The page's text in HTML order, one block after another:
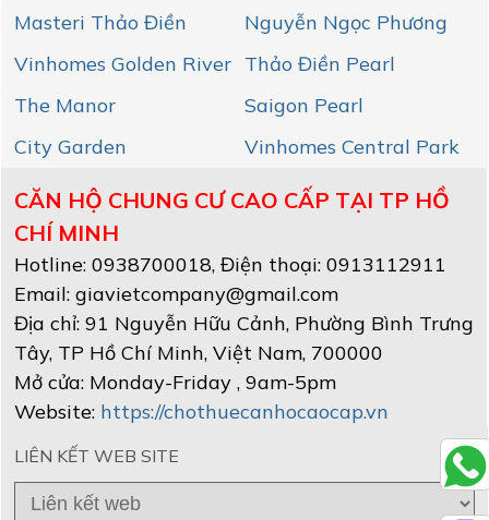
Masteri Thảo Điền
Nguyễn Ngọc Phương
Vinhomes Golden River Thảo Điền Pearl
The Manor
Saigon Pearl
City Garden
Vinhomes Central Park
CĂN HỘ CHUNG CƯ CAO CẤP TẠI TP HỒ
CHÍ MINH
Hotline: 0938700018, Điện thoại: 0913112911
Email: giavietcompany@gmail.com
Địa chỉ: 91 Nguyễn Hữu Cảnh, Phường Bình Trưng
Tây, TP Hồ Chí Minh, Việt Nam, 700000
Mở cửa: Monday-Friday , 9am-5pm
Website: https://chothuecanhocaocap.vn
LIÊN KẾT WEB SITE